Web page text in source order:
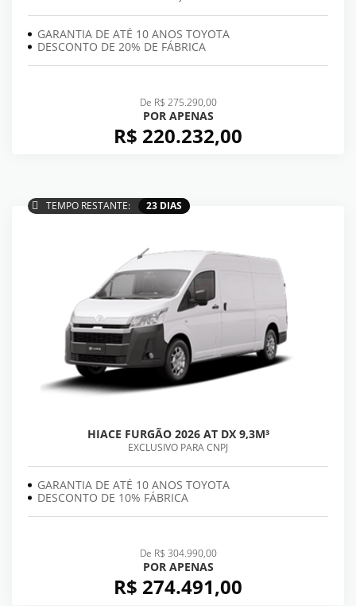
GARANTIA DE ATÉ 10 ANOS TOYOTA
DESCONTO DE 20% DE FÁBRICA
De R$ 275.290,00
POR APENAS
R$ 220.232,00
TEMPO RESTANTE: 23 DIAS
HIACE FURGÃO 2026 AT DX 9,3M³
EXCLUSIVO PARA CNPJ
GARANTIA DE ATÉ 10 ANOS TOYOTA
DESCONTO DE 10% FÁBRICA
De R$ 304.990,00
POR APENAS
R$ 274.491,00